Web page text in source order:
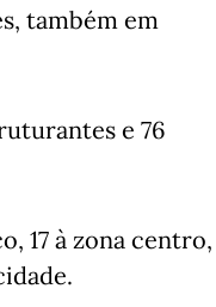
também em
e 76
17 à zona centro,